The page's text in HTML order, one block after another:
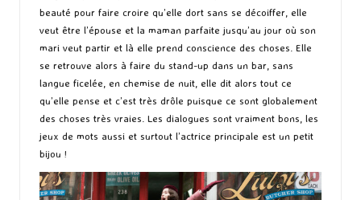
beauté pour faire croire qu’elle dort sans se décoiffer, elle
veut être l’épouse et la maman parfaite jusqu’au jour où son
mari veut partir et là elle prend conscience des choses. Elle
se retrouve alors à faire du stand-up dans un bar, sans
langue ficelée, en chemise de nuit, elle dit alors tout ce
qu’elle pense et c’est très drôle puisque ce sont globalement
des choses très vraies. Les dialogues sont vraiment bons, les
jeux de mots aussi et surtout l’actrice principale est un petit
bijou !